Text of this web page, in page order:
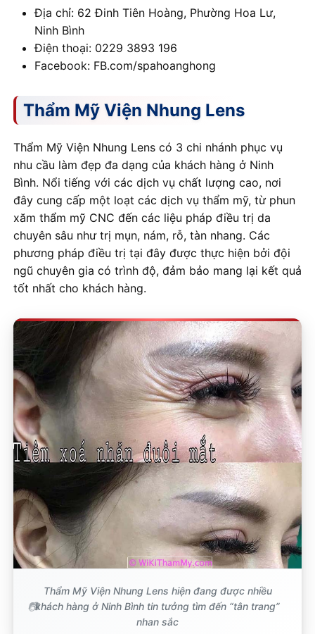
Địa chỉ: 62 Đinh Tiên Hoàng, Phường Hoa Lư,
Ninh Bình
Điện thoại: 0229 3893 196
Facebook: FB.com/spahoanghong
Thẩm Mỹ Viện Nhung Lens
Thẩm Mỹ Viện Nhung Lens có 3 chi nhánh phục vụ
nhu cầu làm đẹp đa dạng của khách hàng ở Ninh
Bình. Nổi tiếng với các dịch vụ chất lượng cao, nơi
đây cung cấp một loạt các dịch vụ thẩm mỹ, từ phun
xăm thẩm mỹ CNC đến các liệu pháp điều trị da
chuyên sâu như trị mụn, nám, rỗ, tàn nhang. Các
phương pháp điều trị tại đây được thực hiện bởi đội
ngũ chuyên gia có trình độ, đảm bảo mang lại kết quả
tốt nhất cho khách hàng.
Thẩm Mỹ Viện Nhung Lens hiện đang được nhiều
khách hàng ở Ninh Bình tin tưởng tìm đến “tân trang”
nhan sắc